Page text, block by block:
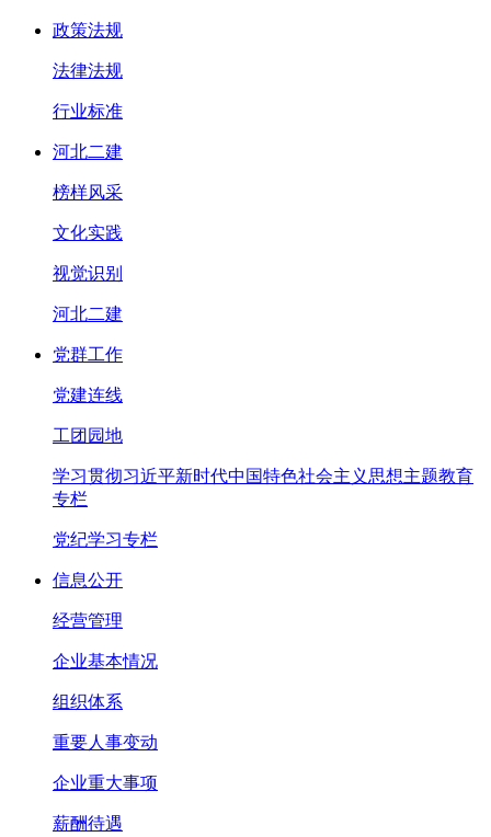
政策法规
法律法规
行业标准
河北二建
榜样风采
文化实践
视觉识别
河北二建
党群工作
党建连线
工团园地
学习贯彻习近平新时代中国特色社会主义思想主题教育
专栏
党纪学习专栏
信息公开
经营管理
企业基本情况
组织体系
重要人事变动
企业重大事项
薪酬待遇